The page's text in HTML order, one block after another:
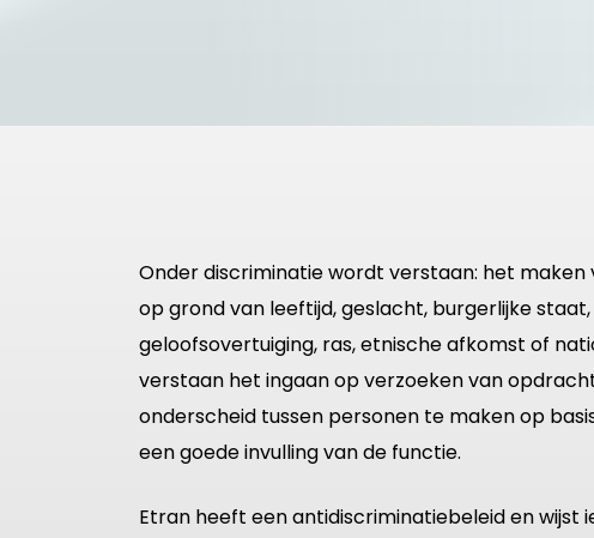
Onder discriminatie wordt verstaan: het
op grond van leeftijd, geslacht, burgerlijke
geloofsovertuiging, ras, etnische afkomst of
verstaan het ingaan op verzoeken van
onderscheid tussen personen te maken op
een goede invulling van de functie.
Etran heeft een antidiscriminatiebeleid en wijst